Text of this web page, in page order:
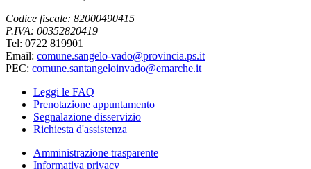
Codice fiscale: 82000490415
P.IVA: 00352820419
Tel: 0722 819901
Email: comune.sangelo-vado@provincia.ps.it
PEC: comune.santangeloinvado@emarche.it
Leggi le FAQ
Prenotazione appuntamento
Segnalazione disservizio
Richiesta d'assistenza
Amministrazione trasparente
Informativa privacy